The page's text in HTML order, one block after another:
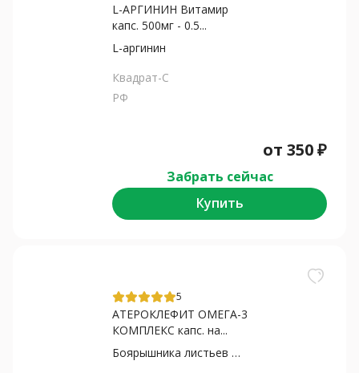
L-АРГИНИН Витамир
капс. 500мг - 0.5...
L-аргинин
Квадрат-С
РФ
от 350₽
Забрать сейчас
Купить
5
АТЕРОКЛЕФИТ ОМЕГА-3
КОМПЛЕКС капс. на...
Боярышника листьев и цветков...